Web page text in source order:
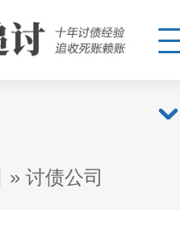
» 讨债公司